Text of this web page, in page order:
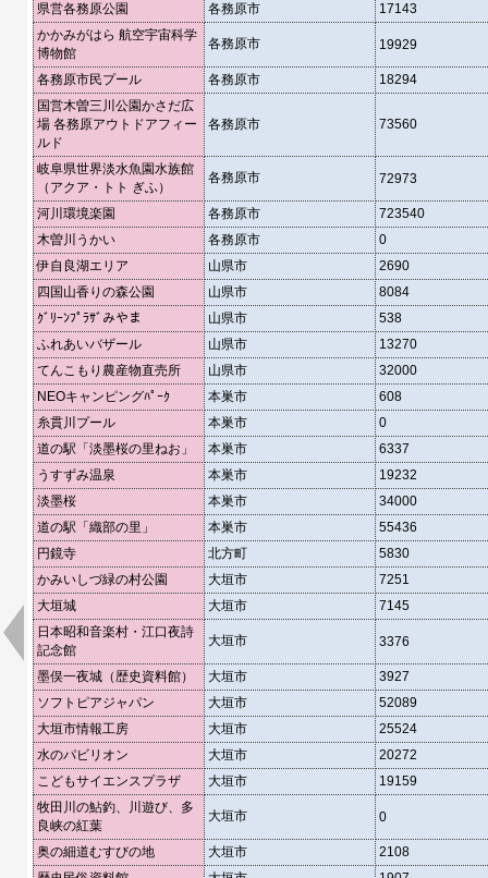
県営各務原公園
各務原市
17143
かかみがはら 航空宇宙科学
博物館
各務原市 19929
各務原市民プール 各務原市
18294
国営木曽三川公園かさだ広
場 各務原アウトドアフィー
ルド
各務原市 73560
岐阜県世界淡水魚園水族館
（アクア・トト ぎふ）
各務原市 72973
河川環境楽園 各務原市
723540
木曽川うかい
各務原市
0
伊自良湖エリア
山県市
2690
四国山香りの森公園
山県市
8084
ｸﾞﾘｰﾝﾌﾟﾗｻﾞみやま
山県市
538
ふれあいバザール
山県市
13270
てんこもり農産物直売所
山県市
32000
NEOキャンピングﾊﾟｰｸ
本巣市
608
糸貫川プール
本巣市
0
道の駅「淡墨桜の里ねお」
本巣市
6337
うすずみ温泉
本巣市
19232
淡墨桜
本巣市
34000
道の駅「織部の里」
本巣市
55436
円鏡寺
北方町
5830
かみいしづ緑の村公園
大垣市
7251
大垣城
大垣市
7145
日本昭和音楽村・江口夜詩
記念館
大垣市 3376
墨俣一夜城（歴史資料館） 大垣市
3927
ソフトピアジャパン
大垣市
52089
大垣市情報工房
大垣市
25524
水のパビリオン
大垣市
20272
こどもサイエンスプラザ
大垣市
19159
牧田川の鮎釣、川遊び、多
良峡の紅葉
大垣市 0
奥の細道むすびの地 大垣市
2108